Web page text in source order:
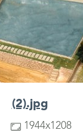
(2).jpg
1944x1208